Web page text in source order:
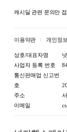
캐시딜 관련 문의만
이용약관 개인정
상호/대표자명
사업자 등록 번호
통신판매업 신고번
호
주소
이메일